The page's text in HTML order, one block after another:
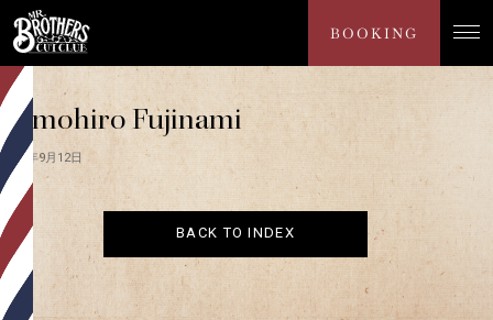
BOOKING
NEWS
Tomohiro Fujinami
2025年9月12日
BACK TO INDEX